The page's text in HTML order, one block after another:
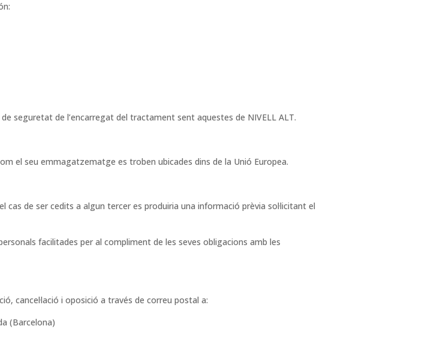
seguretat de l’encarregat del tractament sent aquestes de NIVELL ALT.
el seu emmagatzematge es troben ubicades dins de la Unió Europea.
cas de ser cedits a algun tercer es produiria una informació prèvia sol·licitant el
facilitades per al compliment de les seves obligacions amb les
cancel·lació i oposició a través de correu postal a:
(Barcelona)